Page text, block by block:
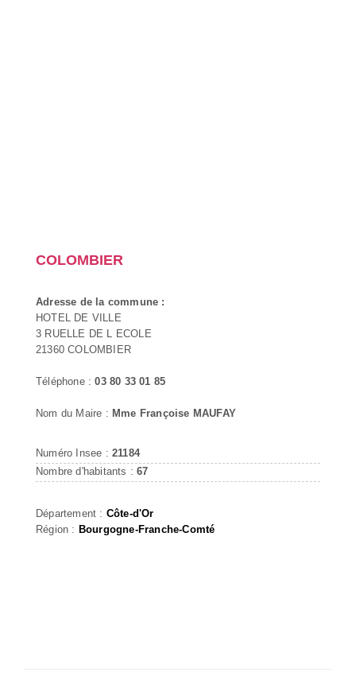
COLOMBIER
Adresse de la commune :
HOTEL DE VILLE
3 RUELLE DE L ECOLE
21360 COLOMBIER
Téléphone :03 80 33 01 85
Nom du Maire : Mme Françoise MAUFAY
Numéro Insee : 21184
Nombre d'habitants :67
Département : Côte-d'Or
Région : Bourgogne-Franche-Comté